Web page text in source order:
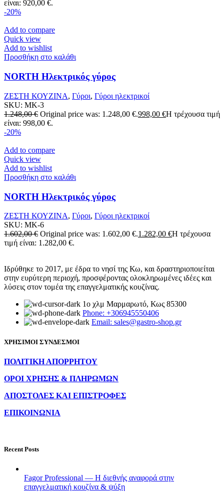
είναι: 920,00 €.
-20%
Add to compare
Quick view
Add to wishlist
Προσθήκη στο καλάθι
NORTH Ηλεκτρικός γύρος
ΖΕΣΤΗ ΚΟΥΖΙΝΑ, Γύροι, Γύροι ηλεκτρικοί
SKU: MK-3
1.248,00€ Original price was: 1.248,00 €.998,00 €Η τρέχουσα τιμή
είναι: 998,00 €.
-20%
Add to compare
Quick view
Add to wishlist
Προσθήκη στο καλάθι
NORTH Ηλεκτρικός γύρος
ΖΕΣΤΗ ΚΟΥΖΙΝΑ, Γύροι, Γύροι ηλεκτρικοί
SKU: MK-6
1.602,00€ Original price was: 1.602,00 €.1.282,00 €Η τρέχουσα
τιμή είναι: 1.282,00 €.
Ιδρύθηκε το 2017, με έδρα το νησί της Κω, και δραστηριοποιείται
στην ευρύτερη περιοχή, προσφέροντας ολοκληρωμένες ιδέες και
λύσεις στον τομέα της επαγγελματικής κουζίνας.
1ο χλμ Μαρμαρωτό, Κως 85300
Phone: +306945550406
Email: sales@gastro-shop.gr
ΧΡΗΣΙΜΟΙ ΣΥΝΔΕΣΜΟΙ
ΠΟΛΙΤΙΚΗ ΑΠΟΡΡΗΤΟΥ
ΟΡΟΙ ΧΡΗΣΗΣ & ΠΛΗΡΩΜΩΝ
ΑΠΟΣΤΟΛΕΣ ΚΑΙ ΕΠΙΣΤΡΟΦΕΣ
ΕΠΙΚΟΙΝΩΝΙΑ
Recent Posts
Fagor Professional — Η διεθνής αναφορά στην
επαγγελματική κουζίνα & ψύξη